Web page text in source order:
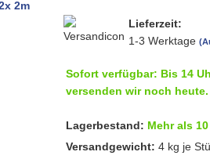
Lieferzeit:
1-3 Werktage
Sofort verfügbar: Bis 14
versenden wir noch heute.
Lagerbestand: Mehr als
Versandgewicht: 4kg je